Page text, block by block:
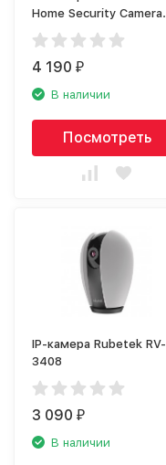
Home Security Camera
360 2K
4 190₽
В наличии
Посмотреть
IP-камера Rubetek RV-
3408
3 090₽
В наличии